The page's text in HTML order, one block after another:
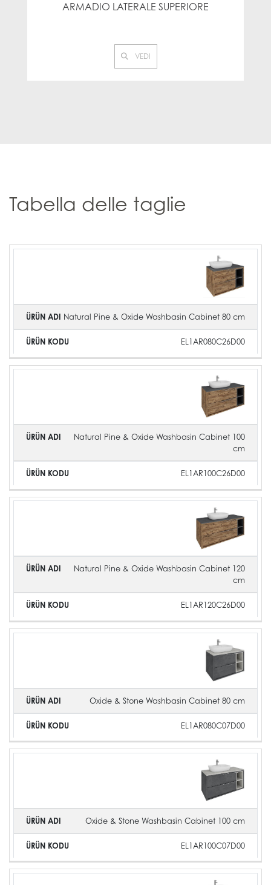
ARMADIO LATERALE SUPERIORE
VEDI
Tabella delle taglie
Natural Pine & Oxide Washbasin Cabinet 80 cm
EL1AR080C26D00
Natural Pine & Oxide Washbasin Cabinet 100
cm
EL1AR100C26D00
Natural Pine & Oxide Washbasin Cabinet 120
cm
EL1AR120C26D00
Oxide & Stone Washbasin Cabinet 80 cm
EL1AR080C07D00
Oxide & Stone Washbasin Cabinet 100 cm
EL1AR100C07D00